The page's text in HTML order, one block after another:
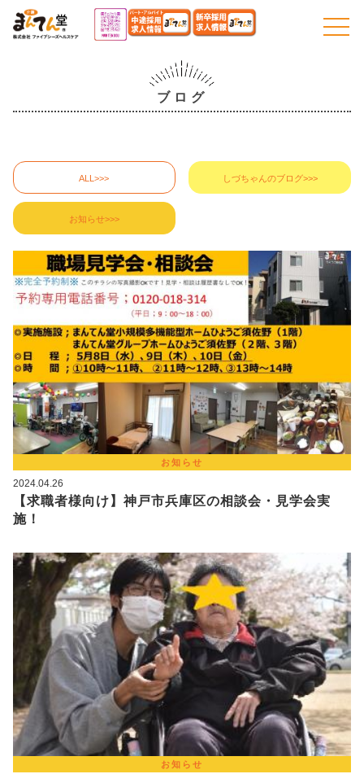
ブログ
ALL>>> しづちゃんのブログ>>>
お知らせ>>>
お知らせ
2024.04.26
【求職者様向け】神戸市兵庫区の相談会・見学会実
施！
お知らせ